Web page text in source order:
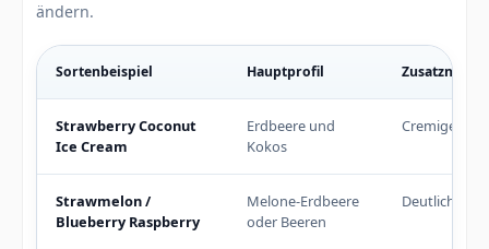
ändern.
Sortenbeispiel Hauptprofil Zusatznote
Strawberry Coconut
Ice Cream
Erdbeere und
Kokos
Cremiger
Strawmelon /
Blueberry Raspberry
Melone-Erdbeere
oder Beeren
Deutliches